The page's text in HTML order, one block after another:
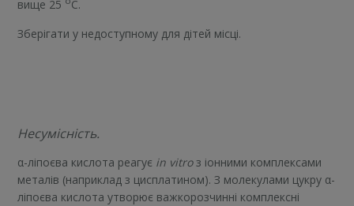
вище 25
С.
Зберігати у недоступному для дітей місці.
Несумісність.
α-ліпоєва кислота реагує in vitroз іонними комплексами
металів (наприклад з цисплатином). З молекулами цукру α-
ліпоєва кислота утворює важкорозчинні комплексні